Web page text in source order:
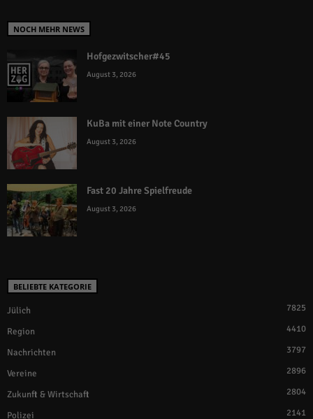
NOCH MEHR NEWS
Hofgezwitscher#45
August 3, 2026
KuBa mit einer Note Country
August 3, 2026
Fast 20 Jahre Spielfreude
August 3, 2026
BELIEBTE KATEGORIE
Jülich 7825
Region 4410
Nachrichten 3797
Vereine 2896
Zukunft & Wirtschaft 2804
Polizei 2141